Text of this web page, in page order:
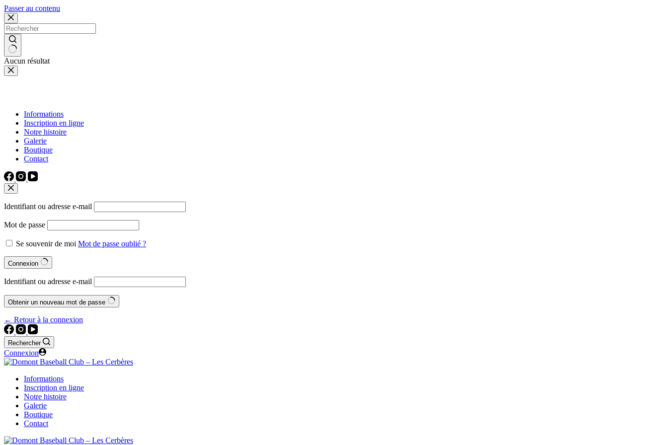
Passer au contenu
Aucun résultat
Informations
Inscription en ligne
Notre histoire
Galerie
Boutique
Contact
Identifiant ou adresse e-mail
Mot de passe
Se souvenir de moi Mot de passe oublié ?
Connexion
Identifiant ou adresse e-mail
Obtenir un nouveau mot de passe
← Retour à la connexion
Rechercher
Connexion
Informations
Inscription en ligne
Notre histoire
Galerie
Boutique
Contact